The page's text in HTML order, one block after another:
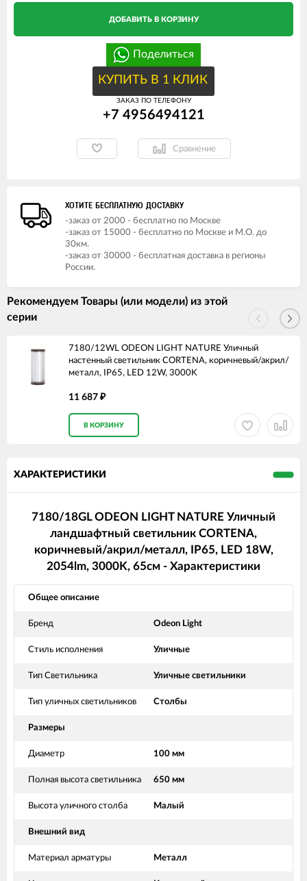
ДОБАВИТЬ В КОРЗИНУ
Поделиться
КУПИТЬ В 1 КЛИК
ЗАКАЗ ПО ТЕЛЕФОНУ
+7 4956494121
Сравнение
ХОТИТЕ БЕСПЛАТНУЮ ДОСТАВКУ
-заказ от 2000 - бесплатно по Москве
-заказ от 15000 - бесплатно по Москве и М.О. до
30км.
-заказ от 30000 - бесплатная доставка в регионы
России.
Рекомендуем Товары (или модели) из этой
серии
7180/12WL ODEON LIGHT NATURE Уличный
настенный светильник CORTENA, коричневый/акрил/
металл, IP65, LED 12W, 3000K
11 687 ₽
В КОРЗИНУ
ХАРАКТЕРИСТИКИ
7180/18GL ODEON LIGHT NATURE Уличный
ландшафтный светильник CORTENA,
коричневый/акрил/металл, IP65, LED 18W,
2054lm, 3000K, 65см - Характеристики
Общее описание
Бренд Odeon Light
Стиль исполнения Уличные
Тип Светильника Уличные светильники
Тип уличных светильников Столбы
Размеры
Диаметр 100 мм
Полная высота светильника 650 мм
Высота уличного столба Малый
Внешний вид
Материал арматуры Металл